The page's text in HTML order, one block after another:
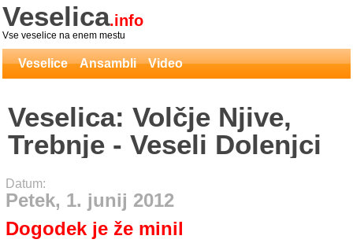
Veselica.info
Vse veselice na enem mestu
Veselice Ansambli Video
Veselica: Volčje Njive,
Trebnje - Veseli Dolenjci
Datum:
Petek, 1. junij 2012
Dogodek je že minil